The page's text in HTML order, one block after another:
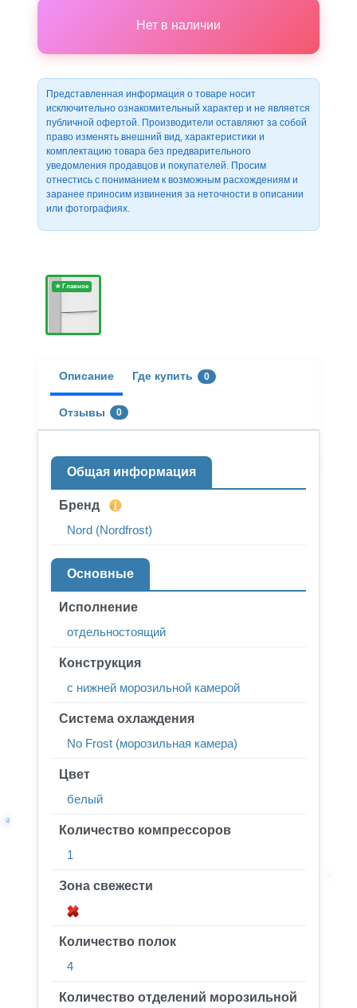
Нет в наличии
Представленная информация о товаре носит
исключительно ознакомительный характер и не является
публичной офертой. Производители оставляют за собой
право изменять внешний вид, характеристики и
комплектацию товара без предварительного
уведомления продавцов и покупателей. Просим
отнестись с пониманием к возможным расхождениям и
заранее приносим извинения за неточности в описании
или фотографиях.
★ Главное
Описание Где купить 0
Отзывы 0
Общая информация
Бренд
Nord (Nordfrost)
Основные
Исполнение
отдельностоящий
Конструкция
с нижней морозильной камерой
Система охлаждения
No Frost (морозильная камера)
Цвет
белый
Количество компрессоров
1
Зона свежести
Количество полок
4
Количество отделений морозильной